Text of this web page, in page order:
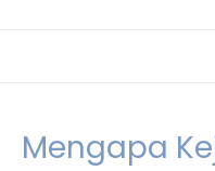
Mengapa